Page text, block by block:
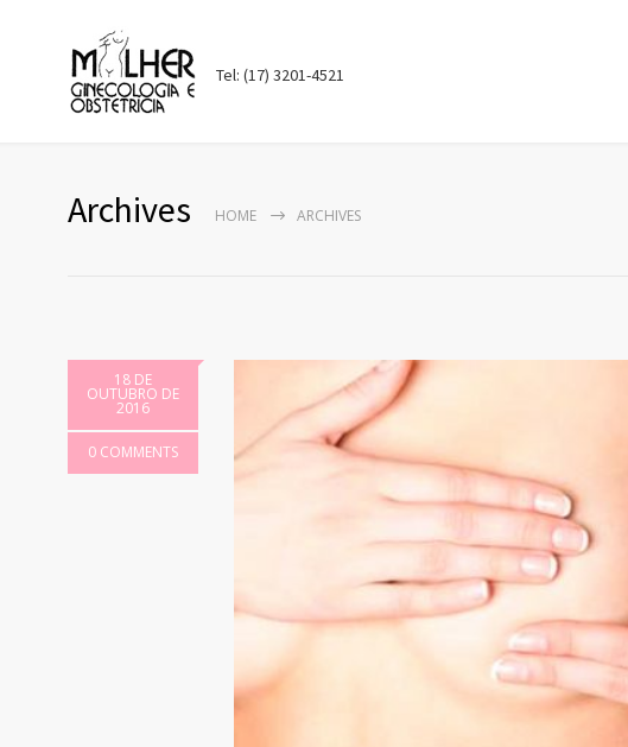
Tel: (17) 3201-4521
Archives HOME ARCHIVES
18 DE
OUTUBRO DE
2016
0 COMMENTS